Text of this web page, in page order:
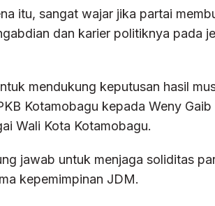
itu, sangat wajar jika partai
dan karier politiknya pada
mendukung keputusan hasil
Kotamobagu kepada Weny
Wali Kota Kotamobagu.
jawab untuk menjaga soliditas
kepemimpinan JDM.